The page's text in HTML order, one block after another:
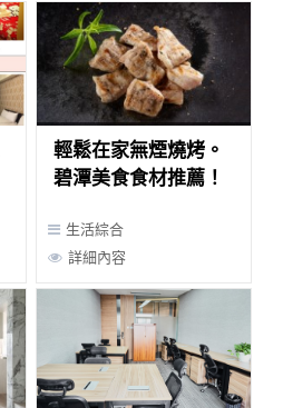
輕鬆在家無煙燒烤。
碧潭美食食材推薦！
生活綜合
詳細內容